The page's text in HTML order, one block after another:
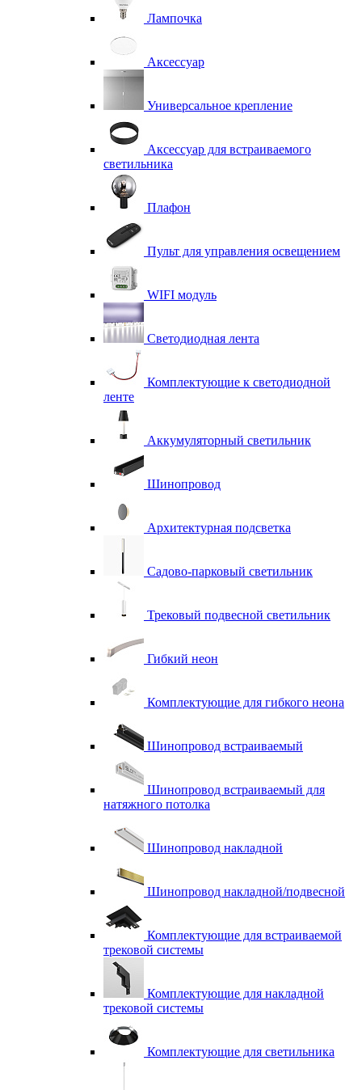
Лампочка
Аксессуар
Универсальное крепление
Аксессуар для встраиваемого
светильника
Плафон
Пульт для управления освещением
WIFI модуль
Светодиодная лента
Комплектующие к светодиодной
ленте
Аккумуляторный светильник
Шинопровод
Архитектурная подсветка
Садово-парковый светильник
Трековый подвесной светильник
Гибкий неон
Комплектующие для гибкого неона
Шинопровод встраиваемый
Шинопровод встраиваемый для
натяжного потолка
Шинопровод накладной
Шинопровод накладной/подвесной
Комплектующие для встраиваемой
трековой системы
Комплектующие для накладной
трековой системы
Комплектующие для светильника